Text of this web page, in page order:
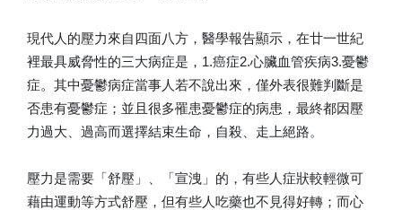
現代人的壓力來自四面八方，醫學報告顯示，在廿一世紀
裡最具威脅性的三大病症是，1.癌症2.心臟血管疾病3.憂鬱
症。其中憂鬱病症當事人若不說出來，僅外表很難判斷是
否患有憂鬱症；並且很多罹患憂鬱症的病患，最終都因壓
力過大、過高而選擇結束生命，自殺、走上絕路。
壓力是需要「舒壓」、「宣洩」的，有些人症狀較輕微可
藉由運動等方式舒壓，但有些人吃藥也不見得好轉；而心